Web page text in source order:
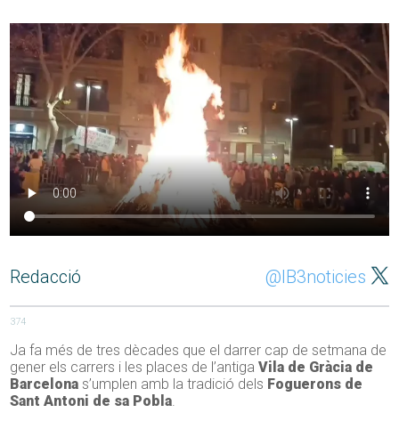
Redacció @IB3noticies
374
Ja fa més de tres dècades que el darrer cap de setmana de
gener els carrers i les places de l’antigaVila de Gràcia de
Barcelona s’umplen amb la tradició dels Foguerons de
Sant Antoni de sa Pobla.